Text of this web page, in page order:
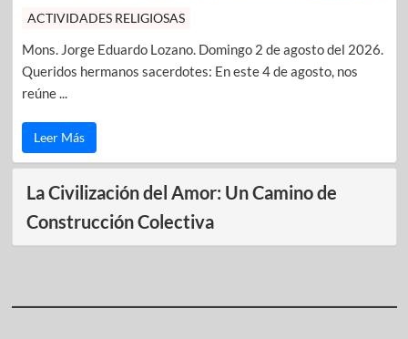
ACTIVIDADES RELIGIOSAS
Mons. Jorge Eduardo Lozano. Domingo 2 de agosto del 2026.
Queridos hermanos sacerdotes: En este 4 de agosto, nos
reúne ...
Leer Más
La Civilización del Amor: Un Camino de
Construcción Colectiva